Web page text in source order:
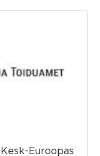
Euroopas